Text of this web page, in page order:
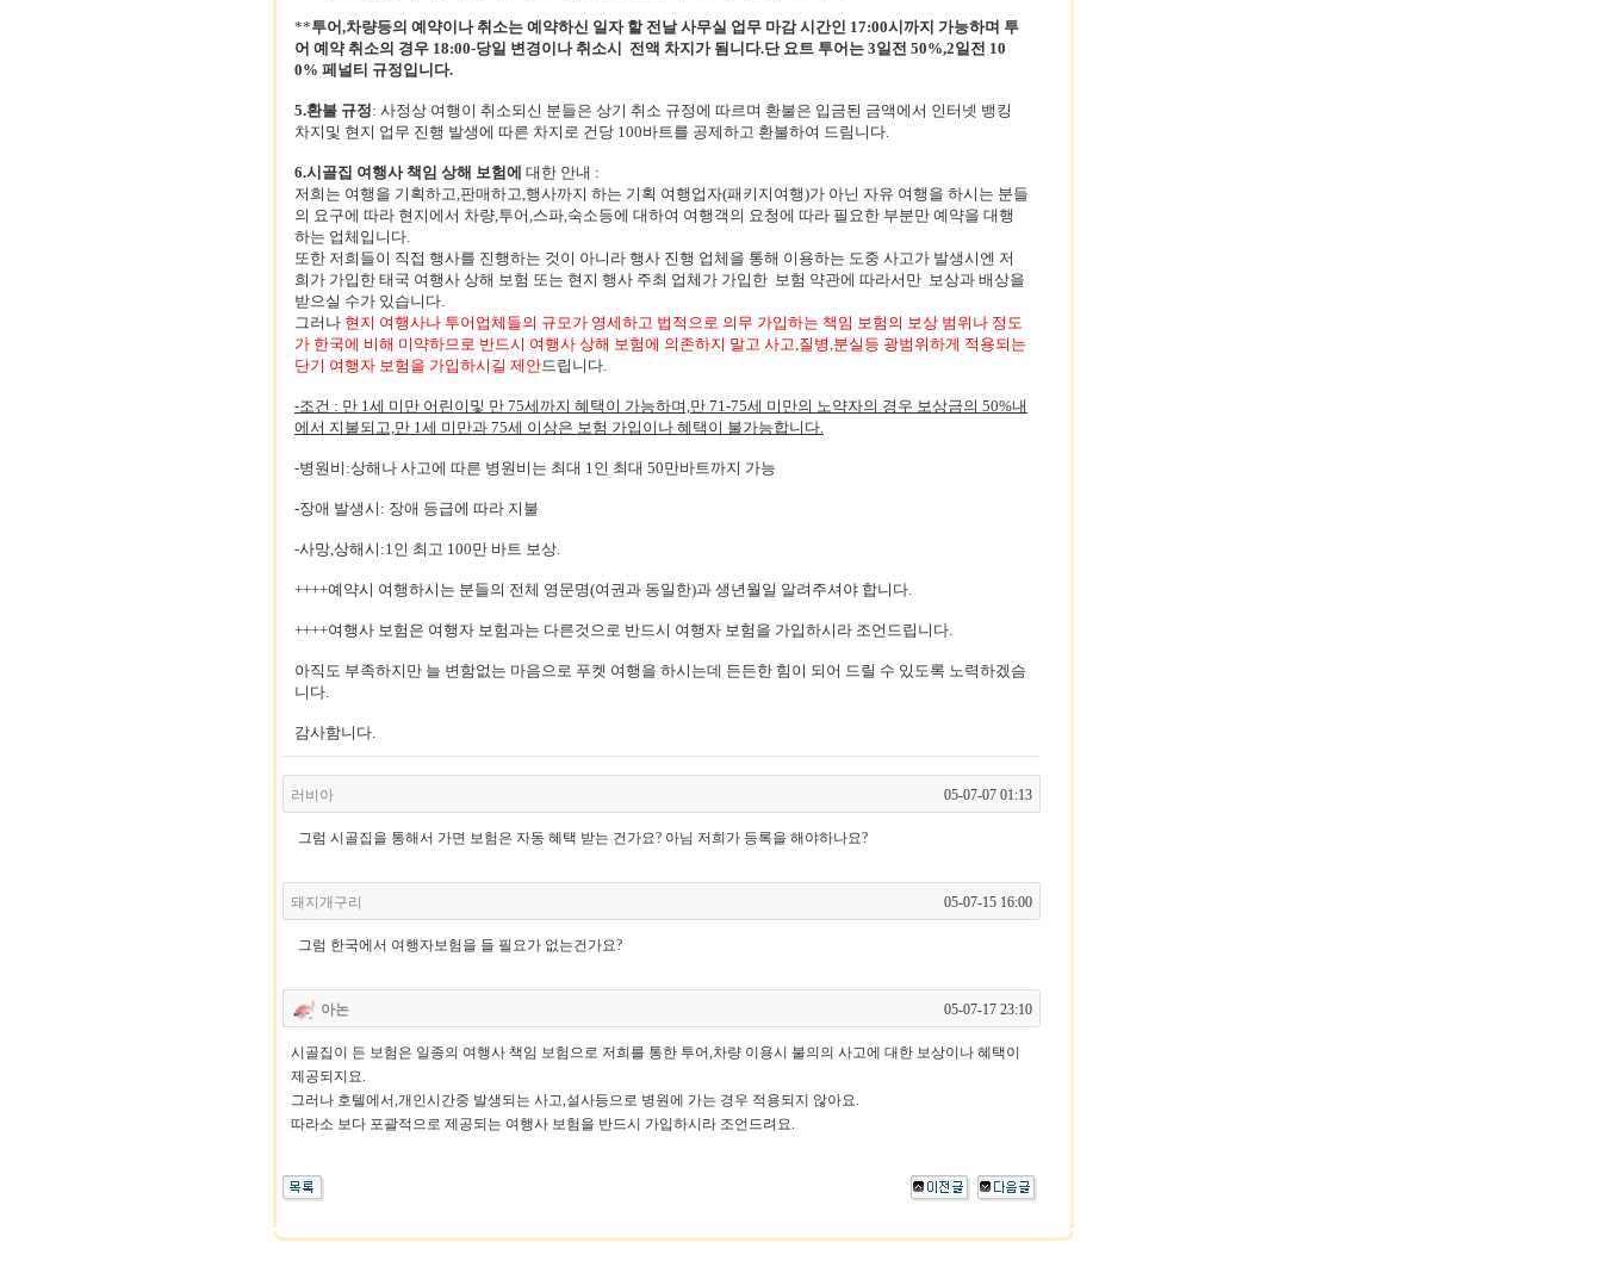
**투어,차량등의 예약이나 취소는 예약하신 일자 할 전날 사무실 업무 마감 시간인 17:00시까지 가능하며 투
어 예약 취소의 경우 18:00-당일 변경이나 취소시 전액 차지가 됨니다.단 요트 투어는 3일전 50%,2일전 10
0% 페널티 규정입니다.
5.환불 규정: 사정상 여행이 취소되신 분들은 상기 취소 규정에 따르며 환불은 입금된 금액에서 인터넷 뱅킹
차지및 현지 업무 진행 발생에 따른 차지로 건당 100바트를 공제하고 환불하여 드림니다.
6.시골집 여행사 책임 상해 보험에 대한 안내 :
저희는 여행을 기획하고,판매하고,행사까지 하는 기획 여행업자(패키지여행)가 아닌 자유 여행을 하시는 분들
의 요구에 따라 현지에서 차량,투어,스파,숙소등에 대하여 여행객의 요청에 따라 필요한 부분만 예약을 대행
하는 업체입니다.
또한 저희들이 직접 행사를 진행하는 것이 아니라 행사 진행 업체을 통해 이용하는 도중 사고가 발생시엔 저
희가 가입한 태국 여행사 상해 보험 또는 현지 행사 주최 업체가 가입한 보험 약관에 따라서만 보상과 배상을
받으실 수가 있습니다.
그러나 현지 여행사나 투어업체들의 규모가 영세하고 법적으로 의무 가입하는 책임 보험의 보상 범위나 정도
가 한국에 비해 미약하므로 반드시 여행사 상해 보험에 의존하지 말고 사고,질병,분실등 광범위하게 적용되는
단기 여행자 보험을 가입하시길 제안드립니다.
-조건 : 만 1세 미만 어린이및 만 75세까지 혜택이 가능하며,만 71-75세 미만의 노약자의 경우 보상금의 50%내
에서 지불되고,만 1세 미만과 75세 이상은 보험 가입이나 혜택이 불가능합니다.
-병원비:상해나 사고에 따른 병원비는 최대 1인 최대 50만바트까지 가능
-장애 발생시: 장애 등급에 따라 지불
-사망,상해시:1인 최고 100만 바트 보상.
++++예약시 여행하시는 분들의 전체 영문명(여권과 동일한)과 생년월일 알려주셔야 합니다.
++++여행사 보험은 여행자 보험과는 다른것으로 반드시 여행자 보험을 가입하시라 조언드립니다.
아직도 부족하지만 늘 변함없는 마음으로 푸켓 여행을 하시는데 든든한 힘이 되어 드릴 수 있도록 노력하겠슴
니다.
감사함니다.
러비아 05-07-07 01:13
그럼 시골집을 통해서 가면 보험은 자동 혜택 받는 건가요? 아님 저희가 등록을 해야하나요?
돼지개구리 05-07-15 16:00
그럼 한국에서 여행자보험을 들 필요가 없는건가요?
아논 05-07-17 23:10
시골집이 든 보험은 일종의 여행사 책임 보험으로 저희를 통한 투어,차량 이용시 불의의 사고에 대한 보상이나 혜택이
제공되지요.
그러나 호텔에서,개인시간중 발생되는 사고,설사등으로 병원에 가는 경우 적용되지 않아요.
따라소 보다 포괄적으로 제공되는 여행사 보험을 반드시 가입하시라 조언드려요.